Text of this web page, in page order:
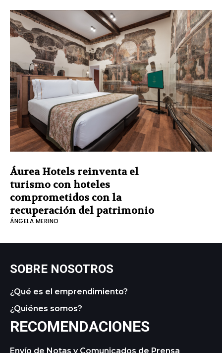
Áurea Hotels reinventa el
turismo con hoteles
comprometidos con la
recuperación del patrimonio
ÁNGELA MERINO
SOBRE NOSOTROS
¿Qué es el emprendimiento?
¿Quiénes somos?
RECOMENDACIONES
Envío de Notas y Comunicados de Prensa